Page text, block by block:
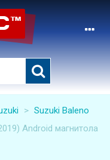
> Suzuki Baleno
Android магнитола